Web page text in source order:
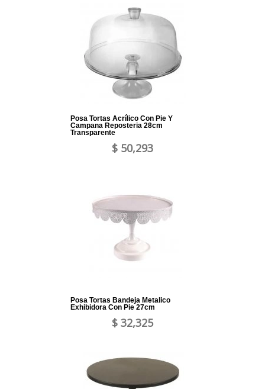
Posa Tortas Acrílico Con Pie Y
Campana Reposteria 28cm
Transparente
$ 50,293
Posa Tortas Bandeja Metalico
Exhibidora Con Pie 27cm
$ 32,325